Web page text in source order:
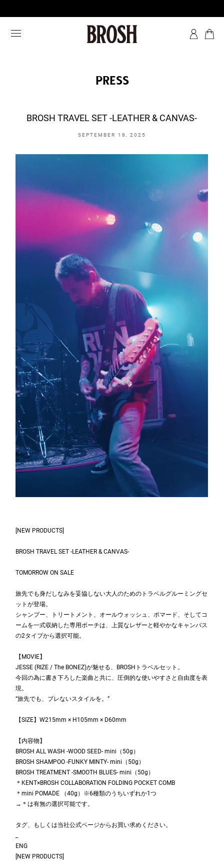
press
BROSH TRAVEL SET -LEATHER & CANVAS-
SEPTEMBER 18, 2025
[NEW PRODUCTS]
BROSH TRAVEL SET -LEATHER & CANVAS-
TOMORROW ON SALE
旅先でも身だしなみを妥協しない大人のためのトラベルグルーミングセ
ットが登場。
シャンプー、トリートメント、オールウォッシュ、ポマード、そしてコ
ームを一式収納した専用ポーチは、上質なレザーと軽やかなキャンバス
の2タイプから選択可能。
【MOVIE】
JESSE (RIZE / The BONEZ)が魅せる、BROSHトラベルセット。
今回の為に書き下ろした楽曲と共に、圧倒的な使いやすさと自由度を表
現。
“旅先でも、ブレないスタイルを。”
【SIZE】W215mm × H105mm × D60mm
【内容物】
BROSH ALL WASH -WOOD SEED- mini（50g）
BROSH SHAMPOO -FUNKY MINTY- mini（50g）
BROSH TREATMENT -SMOOTH BLUES- mini（50g）
＊KENT×BROSH COLLABORATION FOLDING POCKET COMB
＊mini POMADE （40g）※6種類のうちいずれか1つ
→＊は有無の選択可能です。
タグ、もしくは当社公式ページからお買い求めください。
ENG
[NEW PRODUCTS]